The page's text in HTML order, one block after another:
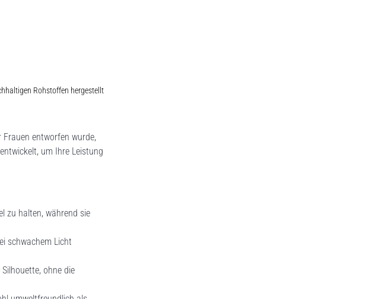
Rohstoffen hergestellt
entworfen wurde,
um Ihre Leistung
zu halten, während sie
schwachem Licht
ohne die